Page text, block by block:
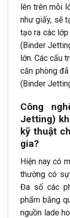
lên trên mỗi
như giấy, sẽ
tạo ra các
(Binder
lớn. Các cấu
căn phòng
(Binder
Công
Jetting)
kỹ thuật
gia?
Hiện nay có
thường có
Đa số các
phẩm bằng
nguồn lade